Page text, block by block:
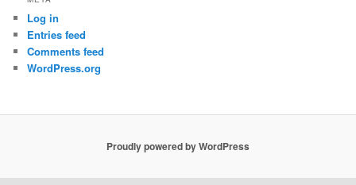
Log in
Entries feed
Comments feed
WordPress.org
Proudly powered by WordPress